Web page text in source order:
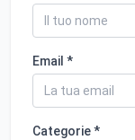
Email *
Categorie *